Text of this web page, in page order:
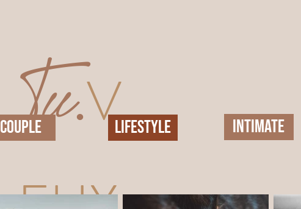
Tu.V
COUPLE LIFESTYLE INTIMATE